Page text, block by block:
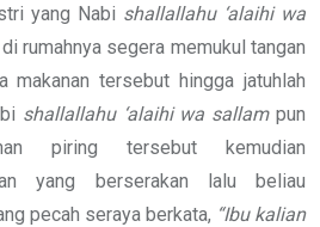
yang Nabi shallallahu ‘alaihi wa
rumahnya segera memukul tangan
makanan tersebut hingga jatuhlah
shallallahu ‘alaihi wa sallampun
piring tersebut kemudian
yang berserakan lalu beliau
pecah seraya berkata, “Ibu kalian